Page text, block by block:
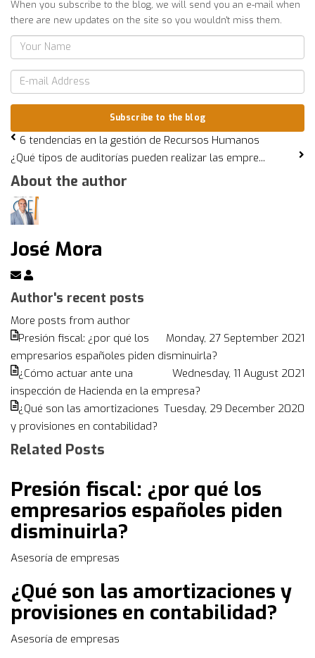
When you subscribe to the blog, we will send you an e-mail when
there are new updates on the site so you wouldn't miss them.
Your
Name
mail
Subscribe to the blog
6 tendencias en la gestión de Recursos Humanos
¿Qué tipos de auditorías pueden realizar las empre...
About the author
José Mora
Subscribe
to
from
author
José
Mora
Author's recent posts
More posts from author
Monday, 27 September 2021
Presión fiscal: ¿por qué los
empresarios españoles piden disminuirla?
Wednesday, 11 August 2021
¿Cómo actuar ante una
inspección de Hacienda en la empresa?
Tuesday, 29 December 2020
¿Qué son las amortizaciones
y provisiones en contabilidad?
Related Posts
Presión fiscal: ¿por qué los
empresarios españoles piden
disminuirla?
Asesoría de empresas
¿Qué son las amortizaciones y
provisiones en contabilidad?
Asesoría de empresas